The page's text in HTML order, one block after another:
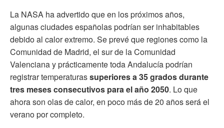
La NASA ha advertido que en los próximos años,
algunas ciudades españolas podrían ser inhabitables
debido al calor extremo. Se prevé que regiones como la
Comunidad de Madrid, el sur de la Comunidad
Valenciana y prácticamente toda Andalucía podrían
registrar temperaturassuperiores a 35 grados durante
tres meses consecutivos para el año 2050. Lo que
ahora son olas de calor, en poco más de 20 años será el
verano por completo.